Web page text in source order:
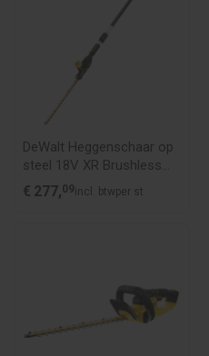
DeWalt Heggenschaar op
steel 18V XR Brushless
DCMPH566N-XJ
€ 277,09incl. btwper st